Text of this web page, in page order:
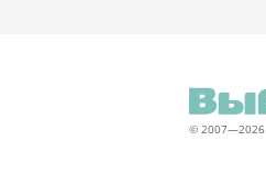
© 2007—2026